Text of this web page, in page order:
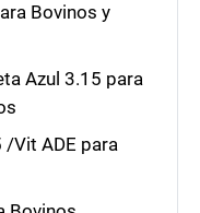
Bovinos y
Azul 3.15 para
/Vit ADE para